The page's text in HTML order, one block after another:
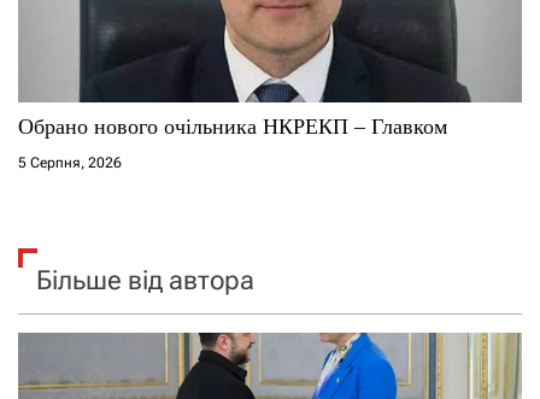
Обрано нового очільника НКРЕКП – Главком
5 Серпня, 2026
Більше від автора